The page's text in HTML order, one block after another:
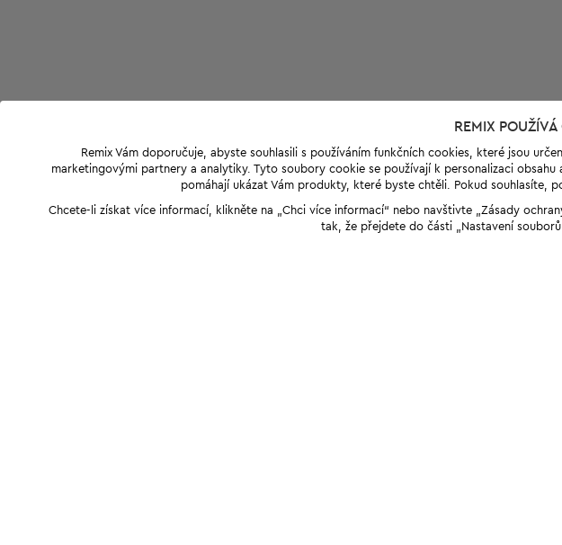
REMIX POUŽÍVÁ
Remix Vám doporučuje, abyste souhlasili s používáním funkčních cookies, které jsou
marketingovými partnery a analytiky. Tyto soubory cookie se používají k personalizaci
pomáhají ukázat Vám produkty, které byste chtěli. Pokud souhlasíte,
Chcete-li získat více informací, klikněte na „Chci více informací“ nebo navštivte „Zásady
tak, že přejdete do části „Nastavení